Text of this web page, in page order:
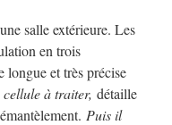
salle extérieure. Les
en trois
longue et très précise
à traiter, détaille
Puis il